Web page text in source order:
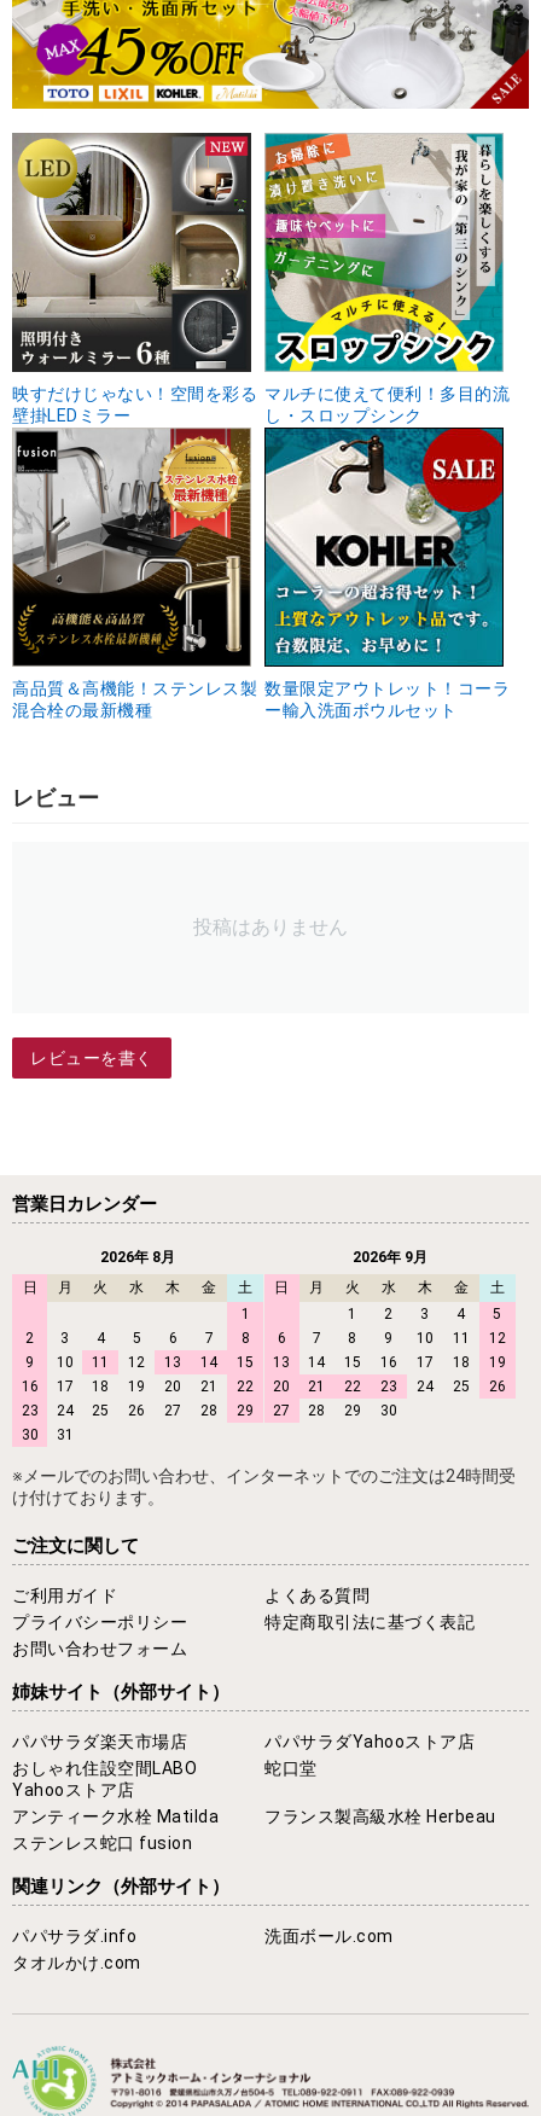
映すだけじゃない！空間を彩る
壁掛LEDミラー
マルチに使えて便利！多目的流
し・スロップシンク
高品質＆高機能！ステンレス製
混合栓の最新機種
数量限定アウトレット！コーラ
ー輸入洗面ボウルセット
レビュー
投稿はありません
レビューを書く
営業日カレンダー
2026年 8月
日
月 火 水 木 金
土
1
2
3 4 5 6 7
8
9
10 11 12 13 14
15
16
17 18 19 20 21
22
23
24 25 26 27 28
29
30
31
2026年 9月
日
月 火 水 木 金
土
1
2 3 4
5
6
7 8 9 10 11
12
13
14 15 16 17 18
19
20
21 22 23 24 25
26
27
28 29 30
※メールでのお問い合わせ、インターネットでのご注文は24時間受
け付けております。
ご注文に関して
ご利用ガイド
よくある質問
プライバシーポリシー
特定商取引法に基づく表記
お問い合わせフォーム
姉妹サイト （外部サイト）
パパサラダ楽天市場店
パパサラダYahooストア店
おしゃれ住設空間LABO
Yahooストア店
蛇口堂
アンティーク水栓 Matilda
フランス製高級水栓 Herbeau
ステンレス蛇口 fusion
関連リンク （外部サイト）
パパサラダ.info
洗面ボール.com
タオルかけ.com